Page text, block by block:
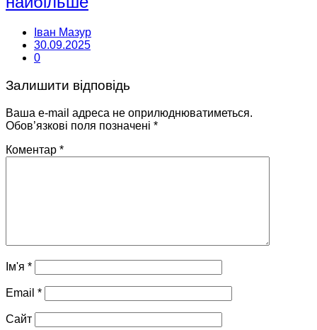
Іван Мазур
30.09.2025
0
Залишити відповідь
Ваша e-mail адреса не оприлюднюватиметься.
Обов’язкові поля позначені *
Коментар *
Ім'я *
Email *
Сайт